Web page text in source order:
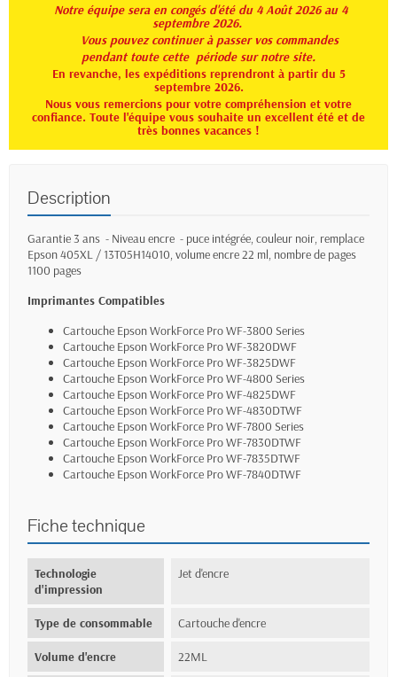
Notre équipe sera en congés d'été du 4 Août 2026 au 4
septembre 2026.
Vous pouvez continuer à passer vos commandes
pendant toute cette période sur notre site.
En revanche, les expéditions reprendront à partir du 5
septembre 2026.
Nous vous remercions pour votre compréhension et votre
confiance. Toute l'équipe vous souhaite un excellent été et de
très bonnes vacances !
Description
Garantie 3 ans - Niveau encre - puce intégrée, couleur noir, remplace
Epson 405XL / 13T05H14010, volume encre 22 ml, nombre de pages
1100 pages
Imprimantes Compatibles
Cartouche Epson WorkForce ProWF-3800 Series
Cartouche Epson WorkForce Pro WF-3820DWF
Cartouche Epson WorkForce Pro WF-3825DWF
Cartouche Epson WorkForce Pro WF-4800 Series
Cartouche Epson WorkForce Pro WF-4825DWF
Cartouche Epson WorkForce Pro WF-4830DTWF
Cartouche Epson WorkForce Pro WF-7800 Series
Cartouche Epson WorkForce Pro WF-7830DTWF
Cartouche Epson WorkForce Pro WF-7835DTWF
Cartouche Epson WorkForce Pro WF-7840DTWF
Fiche technique
Technologie
d'impression
Jet d'encre
Type de consommable Cartouche d'encre
Volume d'encre 22ML